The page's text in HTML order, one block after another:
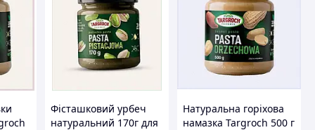
Фісташковий урбеч
натуральний 170г для
Натуральна горіхова
намазка Targroch 500 г